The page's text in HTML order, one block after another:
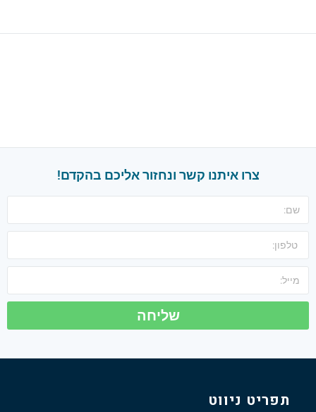
צרו איתנו קשר ונחזור אליכם בהקדם!
שליחה
תפריט ניווט